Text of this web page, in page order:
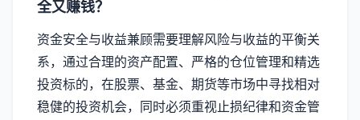
全又赚钱？
资金安全与收益兼顾需要理解风险与收益的平衡关
系，通过合理的资产配置、严格的仓位管理和精选
投资标的，在股票、基金、期货等市场中寻找相对
稳健的投资机会，同时必须重视止损纪律和资金管